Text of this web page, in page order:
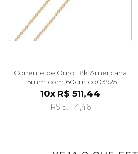
Corrente de Ouro 18k Americana
1,5mm com 60cm co03925
10x R$ 511,44
R$ 5.114,46